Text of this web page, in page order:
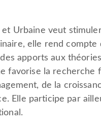
et Urbaine veut
elle rend
apports aux
favorise la recherche
de la
Elle participe par